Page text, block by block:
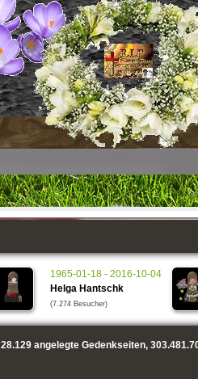
1965-01-18 - 2016-10-04
Helga Hantschk
(7.274 Besucher)
28.129angelegte Gedenkseiten,